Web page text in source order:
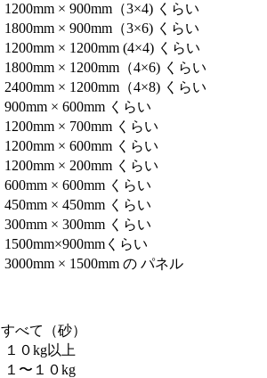
1200mm × 900mm（3×4) くらい
1800mm × 900mm（3×6) くらい
1200mm × 1200mm (4×4) くらい
1800mm × 1200mm（4×6) くらい
2400mm × 1200mm（4×8) くらい
900mm × 600mm くらい
1200mm × 700mm くらい
1200mm × 600mm くらい
1200mm × 200mm くらい
600mm × 600mm くらい
450mm × 450mm くらい
300mm × 300mm くらい
1500mm×900mmくらい
3000mm × 1500mm の パネル
すべて（砂）
１０kg以上
１〜１０kg